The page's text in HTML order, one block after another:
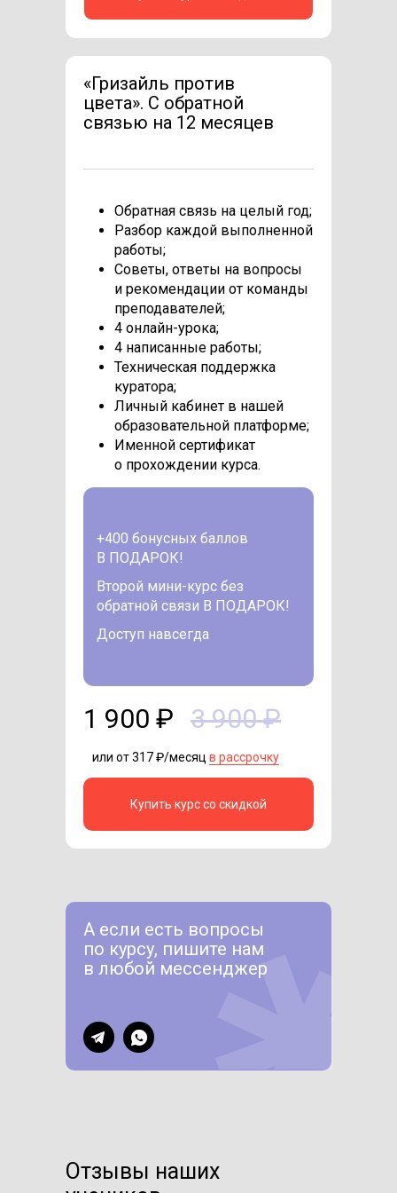
Обратная связь на целый год;
Разбор каждой выполненной
работы;
Советы, ответы на вопросы
и рекомендации от команды
преподавателей;
4 онлайн-урока;
4 написанные работы;
Техническая поддержка
куратора;
Личный кабинет в нашей
образовательной платформе;
Именной сертификат
о прохождении курса.
«Гризайль против
цвета». C обратной
связью на 12 месяцев
или от 317 ₽/месяц в рассрочку
3 900 ₽
1 900 ₽
Купить курс со скидкой
+400 бонусных баллов
В ПОДАРОК!
Доступ навсегда
Второй мини-курс без
обратной связи В ПОДАРОК!
А если есть вопросы
по курсу, пишите нам
в любой мессенджер
Отзывы наших